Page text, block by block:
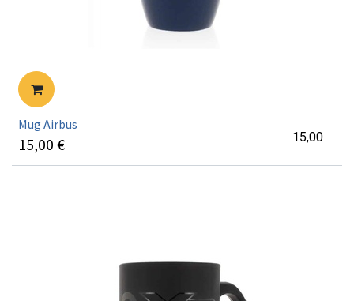
Mug Airbus
15,00 € 15,00